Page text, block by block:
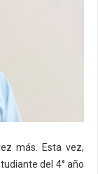
más. Esta vez,
del 4° año